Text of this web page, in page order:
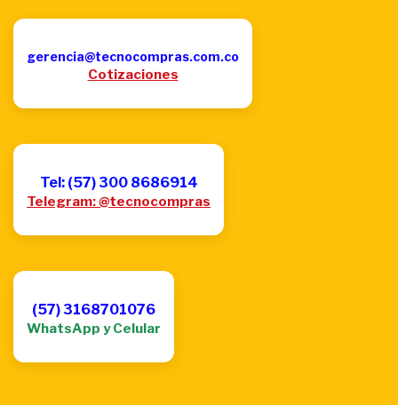
gerencia@tecnocompras.com.co
Cotizaciones
Tel: (57) 300 8686914
Telegram: @tecnocompras
(57) 3168701076
WhatsApp y Celular